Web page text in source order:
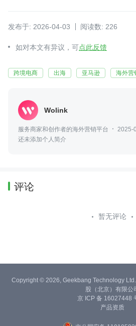
发布于: 2026-04-03 阅读数: 226
如对本文有异议，可点此反馈
跨境电商 出海 亚马逊 海外营
Wolink
服务商家和创作者的海外营销平台
2025-
还未添加个人简介
评论
暂无评论
Copyright © 2026, Geekbang Technology
股（北京）有限公
京 ICP 备 16027448
产品资质